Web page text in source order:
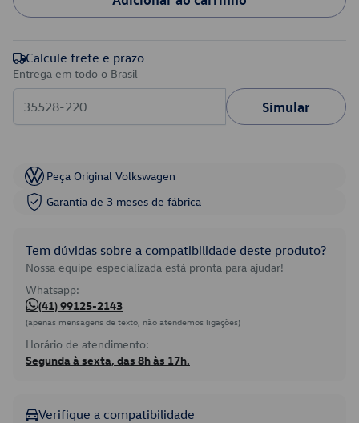
Calcule frete e prazo
Entrega em todo o Brasil
Simular
Peça Original Volkswagen
Garantia de 3 meses de fábrica
Tem dúvidas sobre a compatibilidade deste produto?
Nossa equipe especializada está pronta para ajudar!
Whatsapp:
(41) 99125-2143
(apenas mensagens de texto, não atendemos ligações)
Horário de atendimento:
Segunda à sexta, das 8h às 17h.
Verifique a compatibilidade